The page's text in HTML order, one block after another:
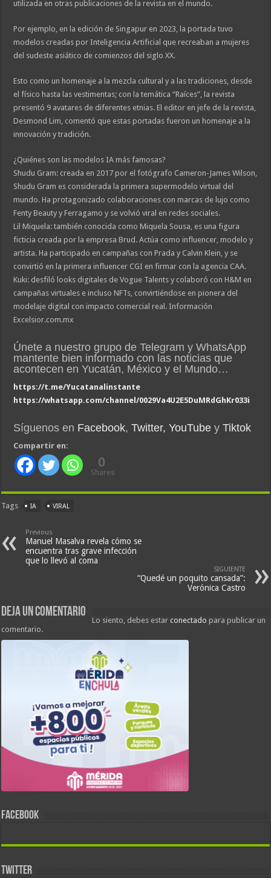
utilizada en otras publicaciones de la revista en el mundo.
Por ejemplo, en la edición de Singapur en 2023, la portada tuvo
modelos creadas por Inteligencia Artificial que recreaban a mujeres
del sudeste asiático de comienzos del siglo XX.
Esto como un homenaje a la mezcla cultural y a las tradiciones, desde
el físico hasta las vestimentas; con la temática “Raíces”, la revista
presentó 9 avatares de diferentes etnias. El editor en jefe de la revista,
Desmond Lim, comentó que estas portadas fueron un homenaje a la
innovación y tradición.
¿Quiénes son las modelos IA más famosas?
Shudu Gram: creada en 2017 por el fotógrafo Cameron-James Wilson,
Shudu Gram es considerada la primera supermodelo virtual del
mundo. Ha protagonizado colaboraciones con marcas de lujo como
Fenty Beauty y Ferragamo y se volvió viral en redes sociales.
Lil Miquela: también conocida como Miquela Sousa, es una figura
ficticia creada por la empresa Brud. Actúa como influencer, modelo y
artista. Ha participado en campañas con Prada y Calvin Klein, y se
convirtió en la primera influencer CGI en firmar con la agencia CAA.
Kuki: desfiló looks digitales de Vogue Talents y colaboró con H&M en
campañas virtuales e incluso NFTs, convirtiéndose en pionera del
modelaje digital con impacto comercial real. Información
Excelsior.com.mx
Únete a nuestro grupo de Telegram y WhatsApp
mantente bien informado con las noticias que
acontecen en Yucatán, México y el Mundo…
https://t.me/Yucatanalinstante
https://whatsapp.com/channel/0029Va4U2E5DuMRdGhKr033i
Síguenos en Facebook,Twitter, YouTube yTiktok
Compartir en:
0
Shares
Tags IA VIRAL
Previous
Manuel Masalva revela cómo se
encuentra tras grave infección
que lo llevó al coma
SIGUIENTE
“Quedé un poquito cansada”:
Verónica Castro
Deja un comentario
Lo siento, debes estarconectado para publicar un
comentario.
FACEBOOK
TWITTER